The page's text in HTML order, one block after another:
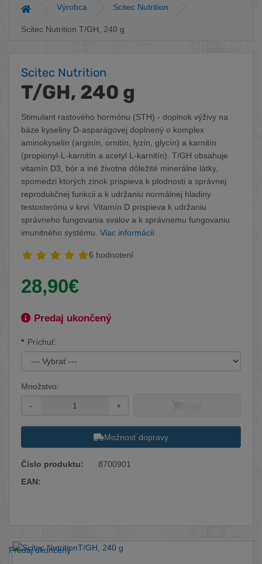
Hlavná stránka
Výrobca Scitec Nutrition
Scitec Nutrition T/GH, 240 g
Scitec Nutrition
T/GH, 240 g
Stimulant rastového hormónu (STH) - doplnok výživy na
báze kyseliny D-asparágovej doplnený o komplex
aminokyselín (arginín, ornitín, lyzín, glycín) a karnitín
(propionyl-L-karnitín a acetyl L-karnitín). T/GH obsahuje
vitamín D3, bór a iné životne dôležité minerálne látky,
spomedzi ktorých zinok prispieva k plodnosti a správnej
reprodukčnej funkcii a k udržaniu normálnej hladiny
testosterónu v krvi. Vitamín D prispieva k udržaniu
správneho fungovania svalov a k správnemu fungovaniu
imunitného systému. Viac informácií
6 hodnotení
28,90€
Dostupnosť:
Predaj ukončený
Dostupné možnosti
Príchuť:
Množstvo:
- +
Možnosť dopravy
Číslo produktu:
8700901
EAN:
Predaj ukončený